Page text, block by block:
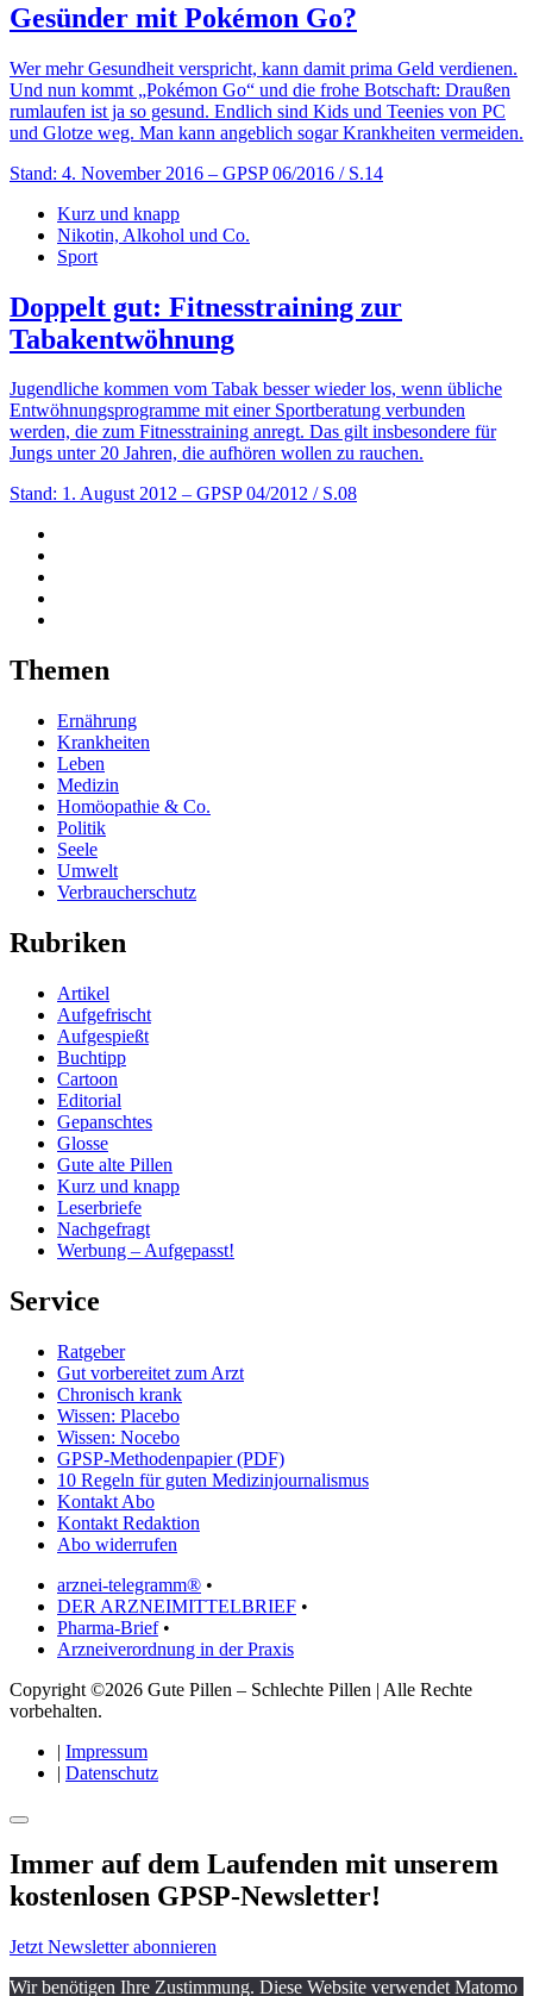
Gesünder mit Pokémon Go?
Wer mehr Gesundheit verspricht, kann damit prima Geld verdienen.
Und nun kommt „Pokémon Go“ und die frohe Botschaft: Draußen
rumlaufen ist ja so gesund. Endlich sind Kids und Teenies von PC
und Glotze weg. Man kann angeblich sogar Krankheiten vermeiden.
Stand: 4. November 2016 – GPSP 06/2016 / S.14
Kurz und knapp
Nikotin, Alkohol und Co.
Sport
Doppelt gut: Fitnesstraining zur
Tabakentwöhnung
Jugendliche kommen vom Tabak besser wieder los, wenn übliche
Entwöhnungsprogramme mit einer Sportberatung verbunden
werden, die zum Fitnesstraining anregt. Das gilt insbesondere für
Jungs unter 20 Jahren, die aufhören wollen zu rauchen.
Stand: 1. August 2012 – GPSP 04/2012 / S.08
Themen
Ernährung
Krankheiten
Leben
Medizin
Homöopathie & Co.
Politik
Seele
Umwelt
Verbraucherschutz
Rubriken
Artikel
Aufgefrischt
Aufgespießt
Buchtipp
Cartoon
Editorial
Gepanschtes
Glosse
Gute alte Pillen
Kurz und knapp
Leserbriefe
Nachgefragt
Werbung – Aufgepasst!
Service
Ratgeber
Gut vorbereitet zum Arzt
Chronisch krank
Wissen: Placebo
Wissen: Nocebo
GPSP-Methodenpapier (PDF)
10 Regeln für guten Medizinjournalismus
Kontakt Abo
Kontakt Redaktion
Abo widerrufen
arznei-telegramm® •
DER ARZNEIMITTELBRIEF •
Pharma-Brief•
Arzneiverordnung in der Praxis
Copyright ©2026 Gute Pillen – Schlechte Pillen | Alle Rechte
vorbehalten.
| Impressum
| Datenschutz
Immer auf dem Laufenden mit unserem
kostenlosen GPSP-Newsletter!
Jetzt Newsletter abonnieren
Wir benötigen Ihre Zustimmung. Diese Website verwendet Matomo